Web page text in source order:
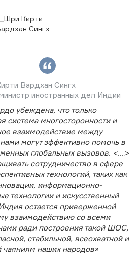
Вардхан Сингх
иностранных дел Индии
убеждена, что только
система многосторонности и
взаимодействие между
могут эффективно помочь в
глобальных вызовов. <...>
сотрудничество в сфере
технологий, таких как
информационно-
технологии и искусственный
остается приверженной
взаимодействию со всеми
ради построения такой ШОС,
стабильной, всеохватной и
наших народов»